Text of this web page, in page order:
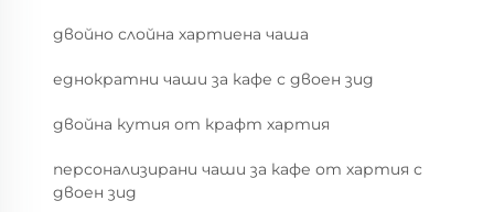
двойно слойна хартиена чаша
еднократни чаши за кафе с двоен зид
двойна кутия от крафт хартия
персонализирани чаши за кафе от хартия с
двоен зид